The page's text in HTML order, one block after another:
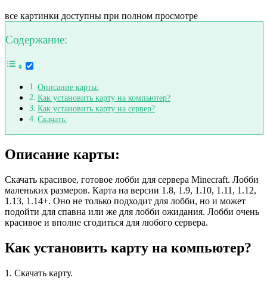
все картинки доступны при полном просмотре
Содержание:
Описание карты:
Как установить карту на компьютер?
Как установить карту на сервер?
Скачать:
Описание карты:
Скачать красивое, готовое лобби для сервера Minecraft. Лобби
маленьких размеров. Карта на версии 1.8, 1.9, 1.10, 1.11, 1.12,
1.13, 1.14+. Оно не только подходит для лобби, но и может
подойти для спавна или же для лобби ожидания. Лобби очень
красивое и вполне сгодиться для любого сервера.
Как установить карту на компьютер?
1. Скачать карту.